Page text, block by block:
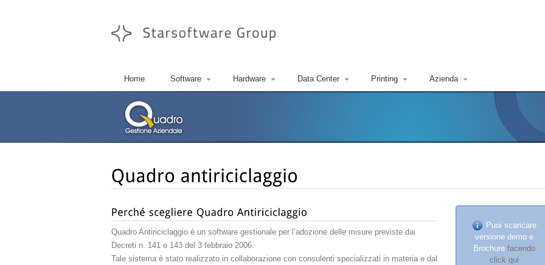
Home Software Hardware Data Center Printing Azienda
Quadro Antiriciclaggio è un software gestionale per l’adozione delle misure previste dai
Decreti n. 141 e 143 del 3 febbraio 2006.
Tale sistema è stato realizzato in collaborazione con consulenti specializzati in materia e dal
Puoi scaricare
versione demo e
Brochurefacendo
click qui